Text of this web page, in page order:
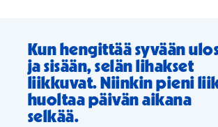
Kun hengittää syvään
ja sisään, selän lihakset
liikkuvat. Niinkin pieni
huoltaa päivän aikana
selkää.